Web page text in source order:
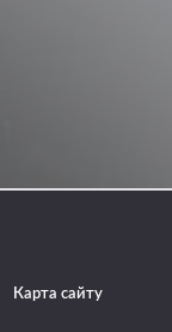
Карта сайту